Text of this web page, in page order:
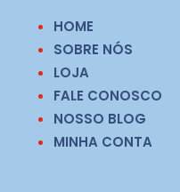
HOME
SOBRE NÓS
LOJA
FALE CONOSCO
NOSSO BLOG
MINHA CONTA